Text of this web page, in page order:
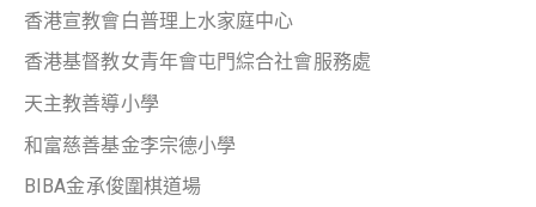
香港宣教會白普理上水家庭中心
香港基督教女青年會屯門綜合社會服務處
天主教善導小學
和富慈善基金李宗德小學
BIBA金承俊圍棋道場